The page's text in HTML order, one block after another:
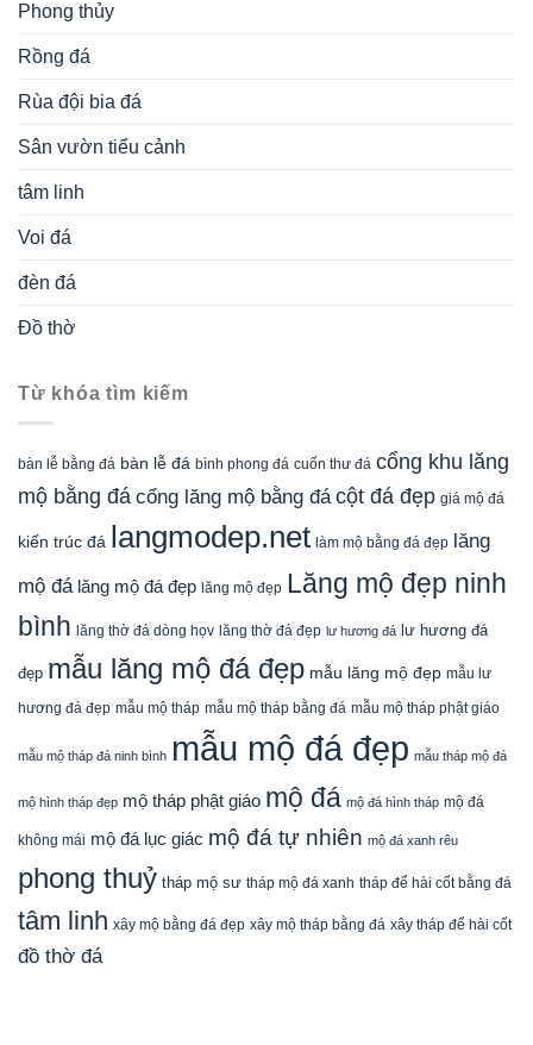
Phong thủy
Rồng đá
Rùa đội bia đá
Sân vườn tiểu cảnh
tâm linh
Voi đá
đèn đá
Đồ thờ
Từ khóa tìm kiếm
bàn lễ bằng đá bàn lễ đá bình phong đá cuốn thư đá cổng khu lăng
mộ bằng đá cổng lăng mộ bằng đá cột đá đẹp giá mộ đá
kiến trúc đá langmodep.net làm mộ bằng đá đẹp lăng
mộ đá lăng mộ đá đẹp lăng mộ đẹp Lăng mộ đẹp ninh
bình lăng thờ đá dòng họv lăng thờ đá đẹp lư hương đá lư hương đá
đẹp mẫu lăng mộ đá đẹp mẫu lăng mộ đẹp mẫu lư
hương đá đẹp mẫu mộ tháp mẫu mộ tháp bằng đá mẫu mộ tháp phật giáo
mẫu mộ tháp đá ninh bình mẫu mộ đá đẹp mẫu tháp mộ đá
mộ hình tháp đẹp mộ tháp phật giáo mộ đá mộ đá hình tháp mộ đá
không mái mộ đá lục giác mộ đá tự nhiên mộ đá xanh rêu
phong thuỷ tháp mộ sư tháp mộ đá xanh tháp để hài cốt bằng đá
tâm linh xây mộ bằng đá đẹp xây mộ tháp bằng đá xây tháp để hài cốt
đồ thờ đá